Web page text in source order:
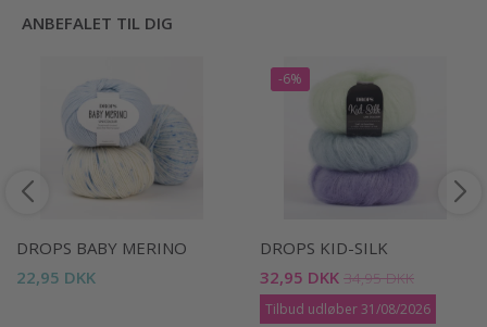
ANBEFALET TIL DIG
DROPS BABY MERINO
22,95 DKK
-6%
DROPS KID-SILK
32,95 DKK 34,95 DKK
Tilbud udløber 31/08/2026